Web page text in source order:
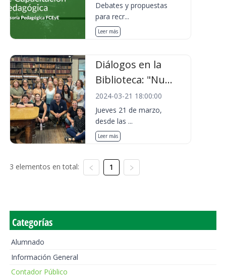
Debates y propuestas
para recr...
Leer más
Diálogos en la
Biblioteca: "Nu...
2024-03-21 18:00:00
Jueves 21 de marzo,
desde las ...
Leer más
3 elementos en total: 1
Categorías
Alumnado
Información General
Contador Público